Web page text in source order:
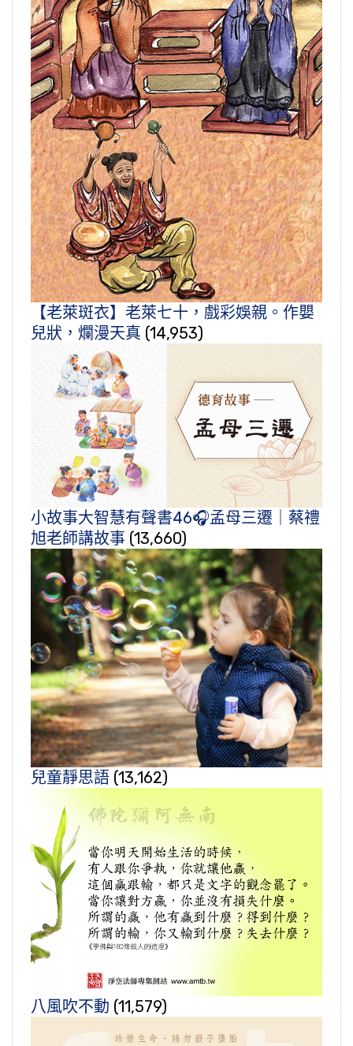
【老萊斑衣】老萊七十，戲彩娛親。作嬰
兒狀，爛漫天真 (14,953)
小故事大智慧有聲書46🎧孟母三遷｜蔡禮
旭老師講故事 (13,660)
兒童靜思語 (13,162)
八風吹不動 (11,579)